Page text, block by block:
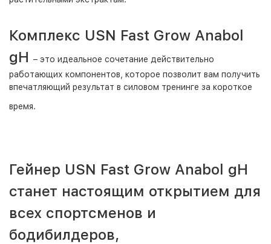
Комплекс USN Fast Grow Anabol
gH – это идеальное сочетание действительно
работающих компонентов, которое позволит вам получить
впечатляющий результат в силовом тренинге за короткое
время.
Гейнер USN Fast Grow Anabol gH
станет настоящим открытием для
всех спортсменов и
бодибилдеров,